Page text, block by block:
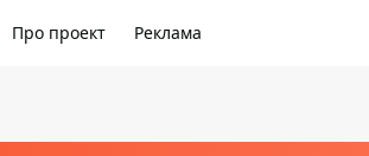
Про проект Реклама